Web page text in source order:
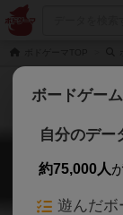
ボードゲー
自分のデー
約75,000人
遊んだボ